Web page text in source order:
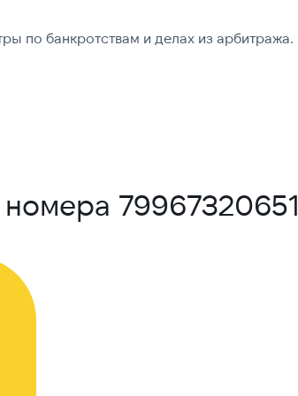
по банкротствам и делах из арбитража.
79967320651